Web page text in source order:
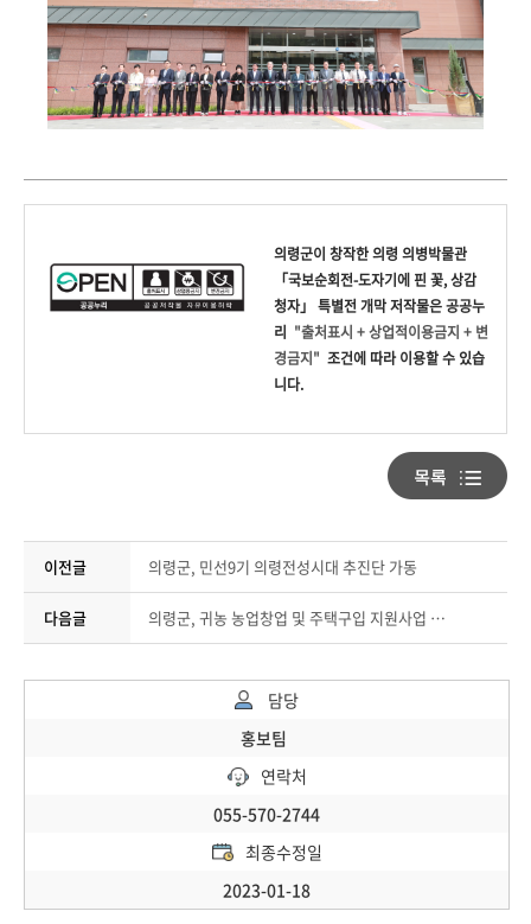
의령군이 창작한의령 의병박물관
「국보순회전-도자기에 핀 꽃, 상감
청자」 특별전 개막저작물은 공공누
리 "출처표시 + 상업적이용금지 + 변
경금지" 조건에 따라 이용할 수 있습
니다.
이전글 의령군, 민선9기 의령전성시대 추진단 가동
다음글 의령군, 귀농 농업창업 및 주택구입 지원사업 신청자 모집
담당
홍보팀
연락처
055-570-2744
최종수정일
2023-01-18